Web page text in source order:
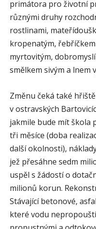
primátora pro životní
různými druhy
rostlinami,
kropenatým,
myrtovitým,
smělkem sivým a lnem
Změnu čeká také
v ostravských
jakmile bude mít škola
tři měsíce (doba
další okolnosti),
jež přesáhne sedm
uspěl s žádostí o
milionů korun.
Stávající betonové,
které vodu